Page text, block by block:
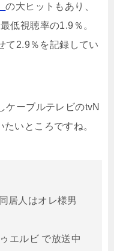
の大ヒットもあり、
低視聴率の1.9％。
て2.9％を記録してい
ケーブルテレビのtvN
いところですね。
居人はオレ様男
ゥエルビ で放送中